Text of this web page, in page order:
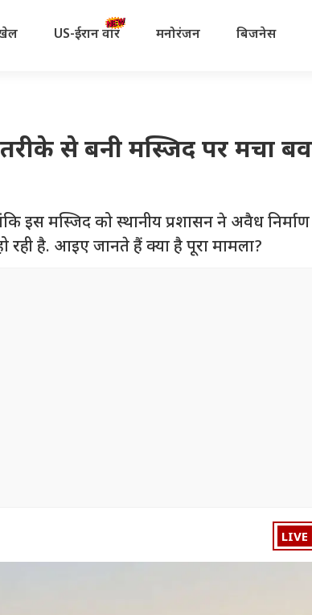
US-ईरान वॉर मनोरंजन बिजनेस
से बनी मस्जिद पर मचा
इस मस्जिद को स्थानीय प्रशासन ने अवैध निर्माण
रही है. आइए जानते हैं क्या है पूरा मामला?
LIVE